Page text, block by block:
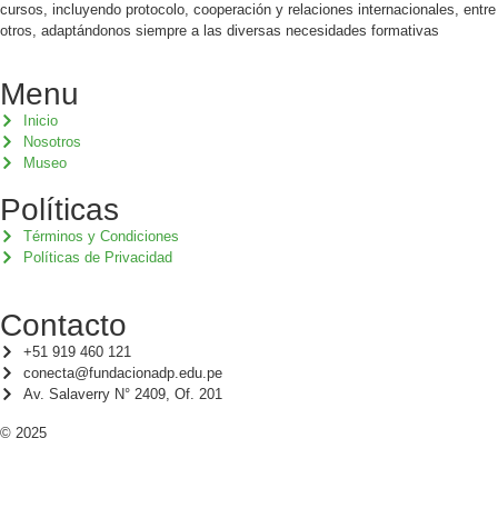
cursos, incluyendo protocolo, cooperación y relaciones internacionales, entre
otros, adaptándonos siempre a las diversas necesidades formativas
Menu
Inicio
Nosotros
Museo
Políticas
Términos y Condiciones
Políticas de Privacidad
Contacto
+51 919 460 121
conecta@fundacionadp.edu.pe
Av. Salaverry N° 2409, Of. 201
© 2025